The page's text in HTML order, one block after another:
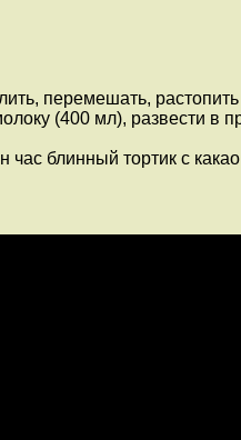
перемешать,
(400 мл), развести
блинный тортик с